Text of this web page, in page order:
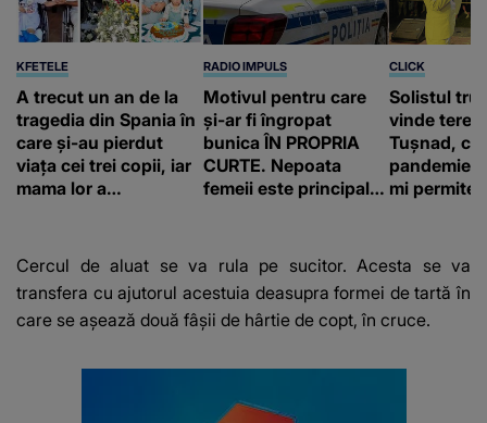
KFETELE
A trecut un an de la
tragedia din Spania în
care și-au pierdut
viața cei trei copii, iar
mama lor a…
RADIO IMPULS
Motivul pentru care
și-ar fi îngropat
bunica ÎN PROPRIA
CURTE. Nepoata
femeii este principalul
DESCOPERIT DE
ANCHETATORI a șocat
localnicii
CLICK
Solistul
vinde
Tușnad,
pandemie:
mi permite
Cercul de aluat se va rula pe sucitor. Acesta se va
transfera cu ajutorul acestuia deasupra formei de tartă în
care se așează două fâșii de hârtie de copt, în cruce.